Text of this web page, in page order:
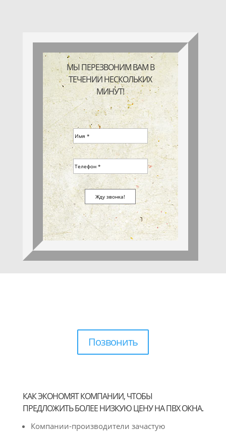
МЫ ПЕРЕЗВОНИМ ВАМ В
ТЕЧЕНИИ НЕСКОЛЬКИХ
МИНУТ!
Позвонить
КАК ЭКОНОМЯТ КОМПАНИИ, ЧТОБЫ
ПРЕДЛОЖИТЬ БОЛЕЕ НИЗКУЮ ЦЕНУ НА ПВХ ОКНА.
Компании-производители зачастую